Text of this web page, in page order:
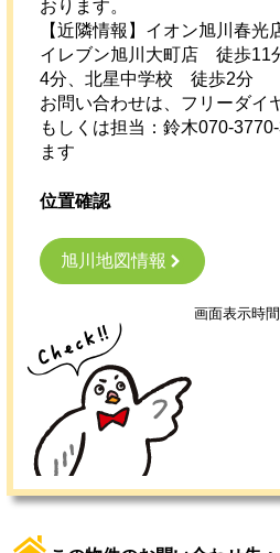
おります。
【近隣情報】イオン旭川春
イレブン旭川大町店 徒歩
4分、北星中学校 徒歩2分
お問い合わせは、フリーダ
もしくは担当：鈴木070-
ます
位置確認
旭川地図情報
画面表示時